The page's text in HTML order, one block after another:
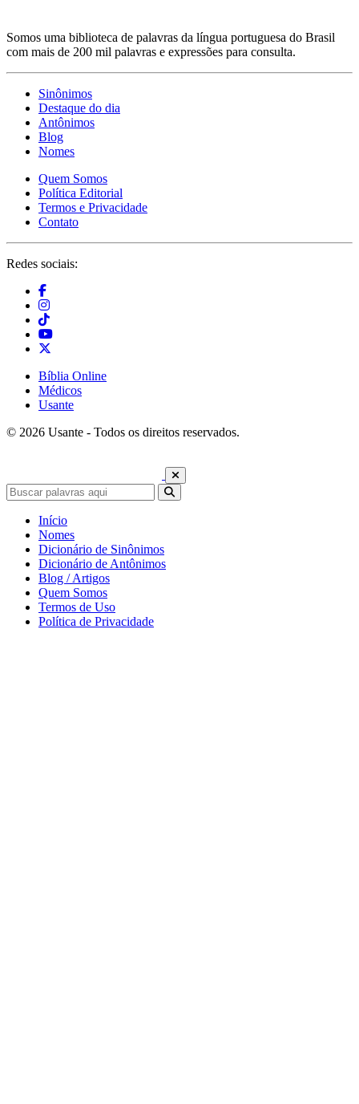
Somos uma biblioteca de palavras da língua portuguesa do Brasil
com mais de 200 mil palavras e expressões para consulta.
Sinônimos
Destaque do dia
Antônimos
Blog
Nomes
Quem Somos
Política Editorial
Termos e Privacidade
Contato
Redes sociais:
Bíblia Online
Médicos
Usante
© 2026 Usante - Todos os direitos reservados.
Início
Nomes
Dicionário de Sinônimos
Dicionário de Antônimos
Blog / Artigos
Quem Somos
Termos de Uso
Política de Privacidade